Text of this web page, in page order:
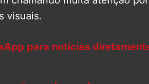
visuais.
para notícias